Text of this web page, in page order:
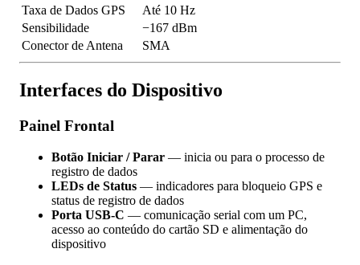
Taxa de Dados GPS
Até 10 Hz
Sensibilidade
−167 dBm
Conector de Antena
SMA
Interfaces do Dispositivo
Painel Frontal
Botão Iniciar / Parar — inicia ou para o processo de
registro de dados
LEDs de Status — indicadores para bloqueio GPS e
status de registro de dados
Porta USB-C — comunicação serial com um PC,
acesso ao conteúdo do cartão SD e alimentação do
dispositivo